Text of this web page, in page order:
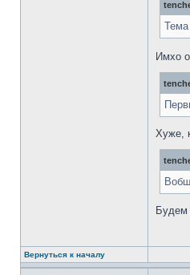
Тема
Имхо
Хуже,
Будем
Вернуться к началу